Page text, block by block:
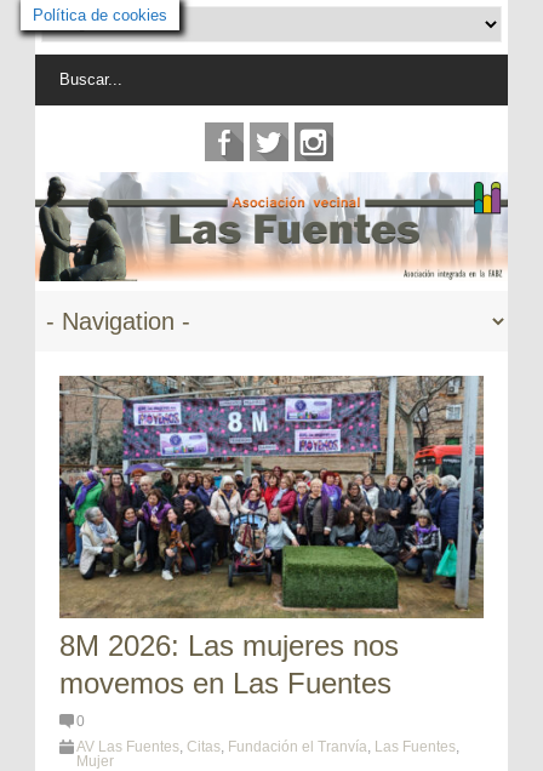
8M 2026: Las mujeres nos
movemos en Las Fuentes
0
AV Las Fuentes Citas Fundación el Tranvía Las Fuentes
Mujer
Política de cookies